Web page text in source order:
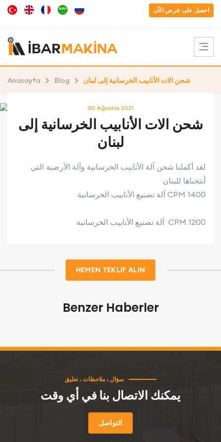
احصل على عرض الآن
Anasayfa Blog شحن الات ​​الأنابيب الخرسانية إلى لبنان
30 Ağustos 2021
شحن الات ​​الأنابيب الخرسانية إلى
لبنان
لقد أكملنا شحن آلة الأنابيب الخرسانية وآلة الأرضية التي
أنتجناها للبنان
آلة تصنيع الأنابيب الخرسانية CPM 1400
آلة تصنيع الأنابيب الخرسانية CPM 1200
HEMEN TEKLIF ALIN
Benzer Haberler
سؤال ، ملاحظات ، تعليق
يمكنك الاتصال بنا في أي وقت
التواصل